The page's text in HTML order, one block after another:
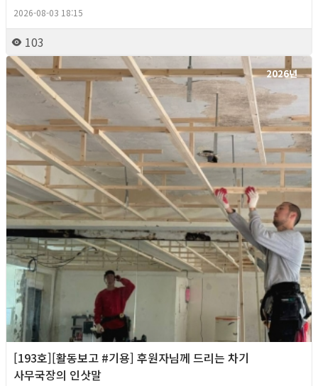
2026-08-03 18:15
103
2026년
[193호][활동보고 #기용] 후원자님께 드리는 차기
사무국장의 인삿말